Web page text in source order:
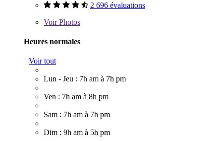
2 696 évaluations
VoirPhotos
Heures normales
Voir tout
Lun - Jeu : 7h am à 7h pm
Ven : 7h am à 8h pm
Sam : 7h am à 7h pm
Dim : 9h am à 5h pm